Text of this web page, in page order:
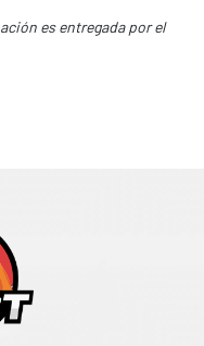
es entregada por el